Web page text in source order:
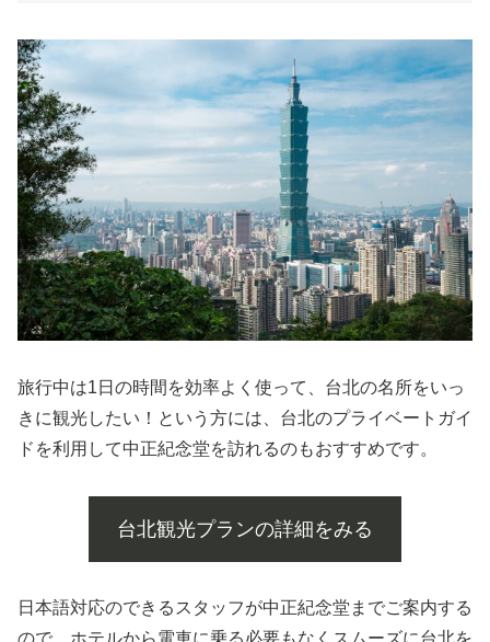
旅行中は1日の時間を効率よく使って、台北の名所をいっ
きに観光したい！という方には、台北のプライベートガイ
ドを利用して中正紀念堂を訪れるのもおすすめです。
台北観光プランの詳細をみる
日本語対応のできるスタッフが中正紀念堂までご案内する